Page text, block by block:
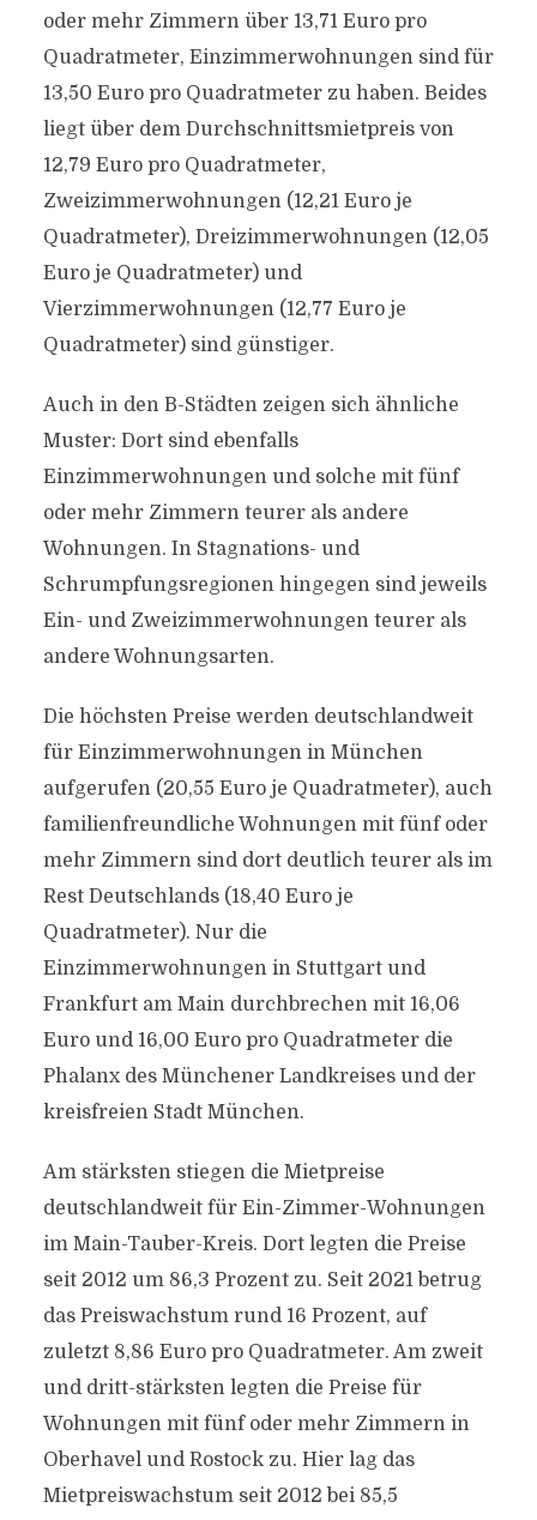
oder mehr Zimmern über 13,71 Euro pro
Quadratmeter, Einzimmerwohnungen sind für
13,50 Euro pro Quadratmeter zu haben. Beides
liegt über dem Durchschnittsmietpreis von
12,79 Euro pro Quadratmeter,
Zweizimmerwohnungen (12,21 Euro je
Quadratmeter), Dreizimmerwohnungen (12,05
Euro je Quadratmeter) und
Vierzimmerwohnungen (12,77 Euro je
Quadratmeter) sind günstiger.
Auch in den B-Städten zeigen sich ähnliche
Muster: Dort sind ebenfalls
Einzimmerwohnungen und solche mit fünf
oder mehr Zimmern teurer als andere
Wohnungen. In Stagnations- und
Schrumpfungsregionen hingegen sind jeweils
Ein- und Zweizimmerwohnungen teurer als
andere Wohnungsarten.
Die höchsten Preise werden deutschlandweit
für Einzimmerwohnungen in München
aufgerufen (20,55 Euro je Quadratmeter), auch
familienfreundliche Wohnungen mit fünf oder
mehr Zimmern sind dort deutlich teurer als im
Rest Deutschlands (18,40 Euro je
Quadratmeter). Nur die
Einzimmerwohnungen in Stuttgart und
Frankfurt am Main durchbrechen mit 16,06
Euro und 16,00 Euro pro Quadratmeter die
Phalanx des Münchener Landkreises und der
kreisfreien Stadt München.
Am stärksten stiegen die Mietpreise
deutschlandweit für Ein-Zimmer-Wohnungen
im Main-Tauber-Kreis. Dort legten die Preise
seit 2012 um 86,3 Prozent zu. Seit 2021 betrug
das Preiswachstum rund 16 Prozent, auf
zuletzt 8,86 Euro pro Quadratmeter. Am zweit
und dritt-stärksten legten die Preise für
Wohnungen mit fünf oder mehr Zimmern in
Oberhavel und Rostock zu. Hier lag das
Mietpreiswachstum seit 2012 bei 85,5